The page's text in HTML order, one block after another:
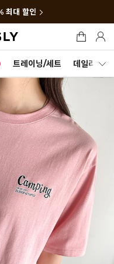
최대 할인
트레이닝/세트 데일리세트